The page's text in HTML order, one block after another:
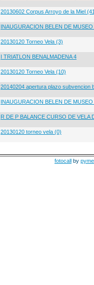
20130602 Corpus Arroyo de la Miel
INAUGURACION BELEN DE
20130120 Torneo Vela (3)
I TRIATLON BENALMADENA 4
20130120 Torneo Vela (10)
20140204 apertura plazo subvencion
INAUGURACION BELEN DE
R DE P BALANCE CURSO DE VELA
20130120 torneo vela (0)
fotocall by